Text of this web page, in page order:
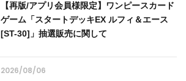
【再版/アプリ会員様限定】ワンピースカード
ゲーム「スタートデッキEX ルフィ＆エース
[ST-30]」抽選販売に関して
2026/08/06